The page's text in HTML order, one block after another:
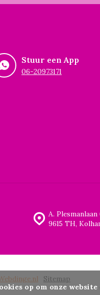
Stuur een App
06-20973171
A. Plesmanlaan
9615 TH,
Sitemap
op om onze